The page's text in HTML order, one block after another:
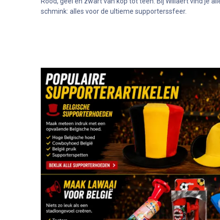
schmink: alles voor de ultieme supporterssfeer.